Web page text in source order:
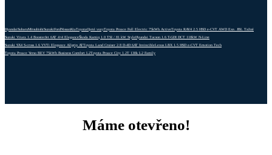
HyundaiSubaruMitsubishiSuzukiFordNissanKiaToyotaOjeté vozyToyota Proace Full Electric 75kWh ActiveToyota RAV4 2.5 HSD e-CVT AWD Exe. JBL Tažné
Suzuki Vitara 1.4 BoosterJet 6AT 4×4 EleganceŠkoda Kamiq 1.0 TSI / 81 kW StyleHyundai Tucson 1.6 T-GDI DCT 118kW N-Line
Suzuki SX4 S-cross 1.6 VVTi Elegance Allgrip ATToyota Land Cruiser 2.8 D-4D 6AT InvincibleLexus LBX 1.5 HSD e-CVT Emotion Tech
Toyota Proace Verso BEV 75kWh Business Comfort L2Toyota Proace City 1.2T 130k L2 Family
Máme otevřeno!